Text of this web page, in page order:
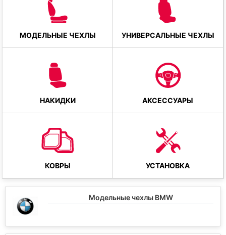
МОДЕЛЬНЫЕ ЧЕХЛЫ УНИВЕРСАЛЬНЫЕ ЧЕХЛЫ
НАКИДКИ АКСЕССУАРЫ
КОВРЫ УСТАНОВКА
Модельные чехлы BMW